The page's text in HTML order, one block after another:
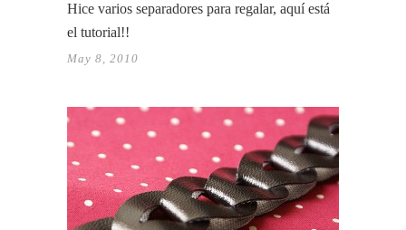
Hice varios separadores para regalar, aquí está
el tutorial!!
May 8, 2010